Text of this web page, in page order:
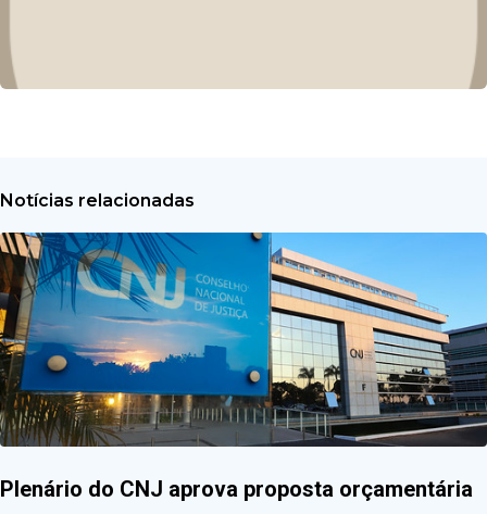
Notícias relacionadas
Plenário do CNJ aprova proposta orçamentária